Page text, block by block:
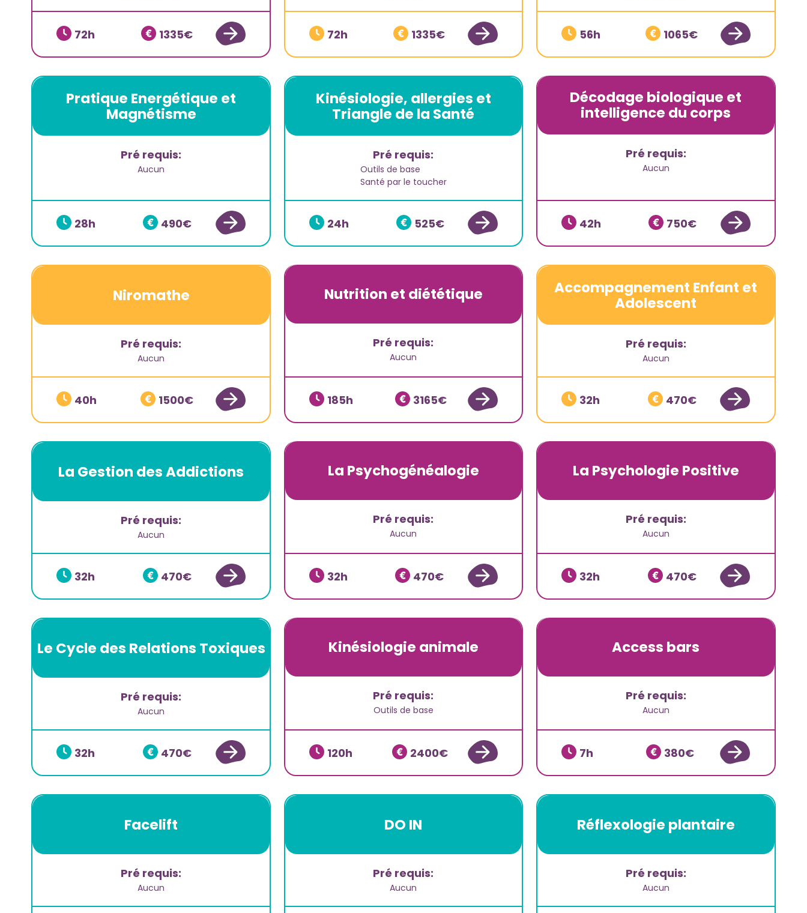
72 1335 72 1335 56 1065
Pratique Energétique et
Magnétisme
Pré requis:
Aucun
28 490
Kinésiologie, allergies et
Triangle de la Santé
Pré requis:
Outils de base
Santé par le toucher
24 525
Décodage biologique et
intelligence du corps
Pré requis:
Aucun
42 750
Niromathe
Pré requis:
Aucun
40 1500
Nutrition et diététique
Pré requis:
Aucun
185 3165
Accompagnement Enfant et
Adolescent
Pré requis:
Aucun
32 470
La Gestion des Addictions
Pré requis:
Aucun
32 470
La Psychogénéalogie
Pré requis:
Aucun
32 470
La Psychologie Positive
Pré requis:
Aucun
32 470
Le Cycle des Relations Toxiques
Pré requis:
Aucun
32 470
Kinésiologie animale
Pré requis:
Outils de base
120 2400
Access bars
Pré requis:
Aucun
7 380
Facelift
Pré requis:
Aucun
DO IN
Pré requis:
Aucun
Réflexologie plantaire
Pré requis:
Aucun